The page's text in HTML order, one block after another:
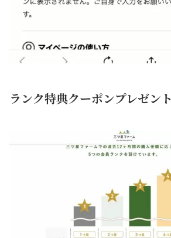
ランク特典クーポンプレゼント